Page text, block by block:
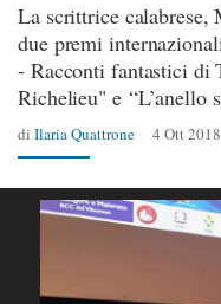
La scrittrice
due premi
- Racconti fantastici di
Richelieu" e “L’anello
di Ilaria Quattrone 4 Ott